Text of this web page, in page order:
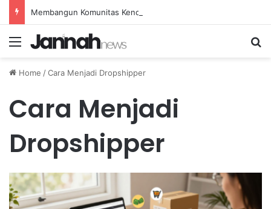
Menu
Home /Cara Menjadi Dropshipper
Cara Menjadi
Dropshipper